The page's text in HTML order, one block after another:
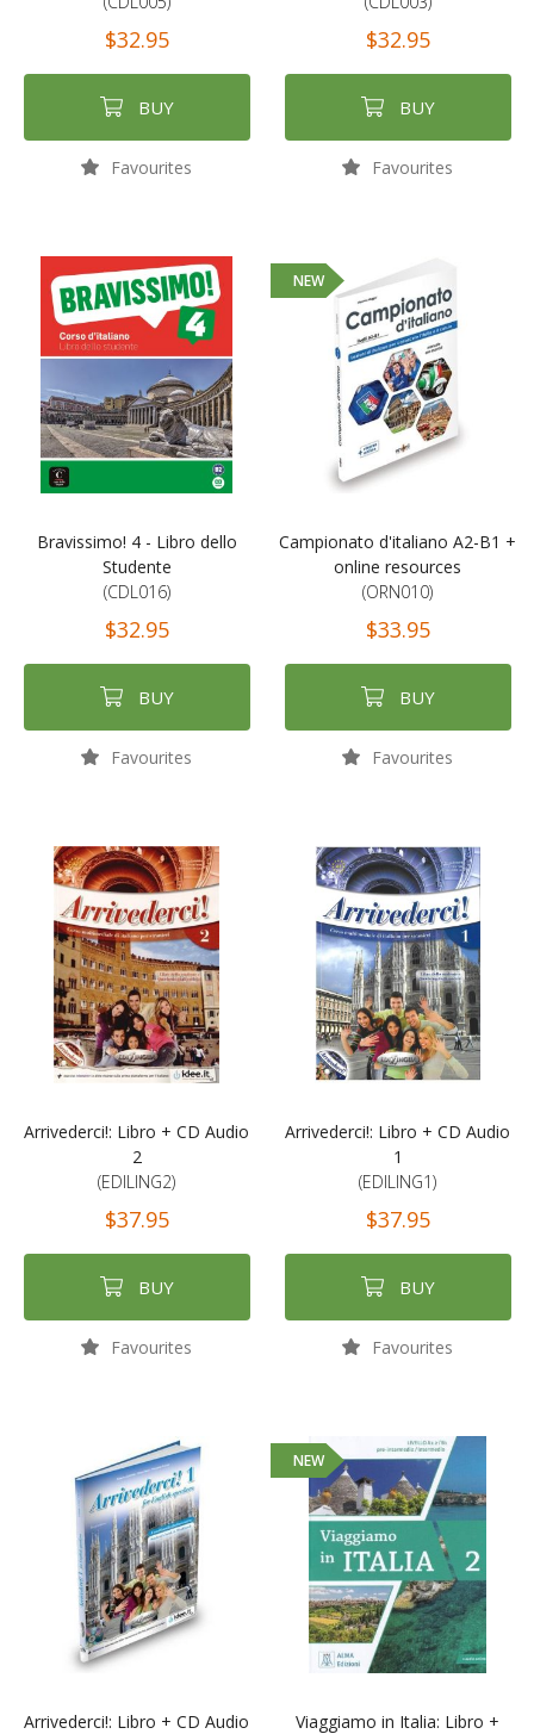
$32.95
BUY
Favourites
$32.95
BUY
Favourites
Bravissimo! 4 - Libro dello
Studente
(CDL016)
$32.95
BUY
Favourites
NEW
Campionato d'italiano A2-B1 +
online resources
(ORN010)
$33.95
BUY
Favourites
Arrivederci!: Libro + CD Audio
2
(EDILING2)
$37.95
BUY
Favourites
Arrivederci!: Libro + CD Audio
1
(EDILING1)
$37.95
BUY
Favourites
Arrivederci!: Libro + CD Audio
NEW
Viaggiamo in Italia: Libro +